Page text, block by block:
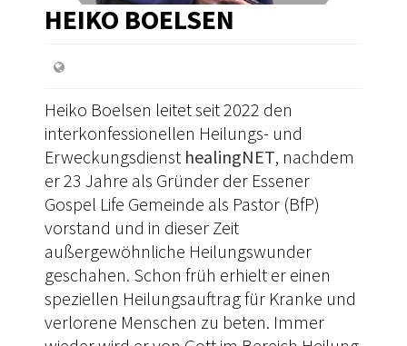
HEIKO BOELSEN
Heiko Boelsen leitet seit 2022 den
interkonfessionellen Heilungs- und
Erweckungsdienst healingNET, nachdem
er 23 Jahre als Gründer der Essener
Gospel Life Gemeinde als Pastor (BfP)
vorstand und in dieser Zeit
außergewöhnliche Heilungswunder
geschahen. Schon früh erhielt er einen
speziellen Heilungsauftrag für Kranke und
verlorene Menschen zu beten. Immer